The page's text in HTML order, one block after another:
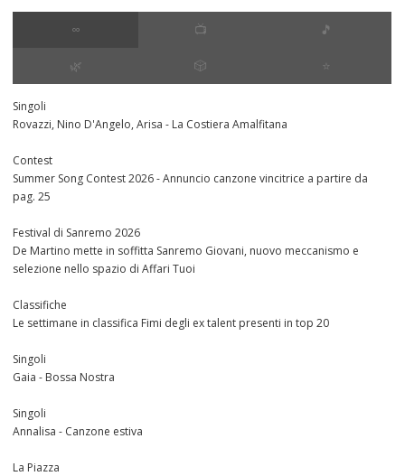
∞ 📺 🎵
🌿 🎲 ⭐️
Singoli
Rovazzi, Nino D'Angelo, Arisa - La Costiera Amalfitana
Contest
Summer Song Contest 2026 - Annuncio canzone vincitrice a partire da
pag. 25
Festival di Sanremo 2026
De Martino mette in soffitta Sanremo Giovani, nuovo meccanismo e
selezione nello spazio di Affari Tuoi
Classifiche
Le settimane in classifica Fimi degli ex talent presenti in top 20
Singoli
Gaia - Bossa Nostra
Singoli
Annalisa - Canzone estiva
La Piazza